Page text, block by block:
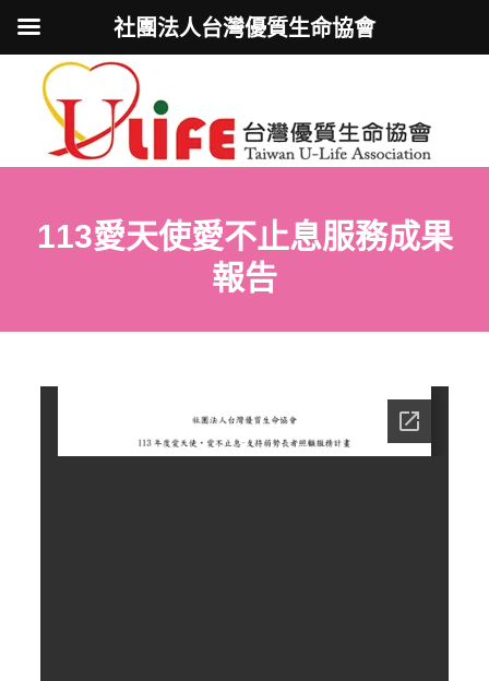
113愛天使愛不止息服務成果
報告
社團法人台灣優質生命協會